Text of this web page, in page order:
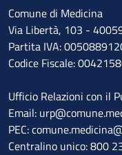
Comune di Medicina
Via Libertà, 103 -
Partita IVA:
Codice Fiscale:
Ufficio Relazioni con il
Email:
PEC:
Centralino unico: 800